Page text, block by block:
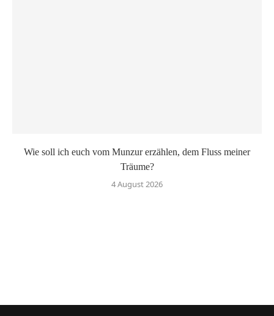
Wie soll ich euch vom Munzur erzählen, dem Fluss meiner
Träume?
4 August 2026